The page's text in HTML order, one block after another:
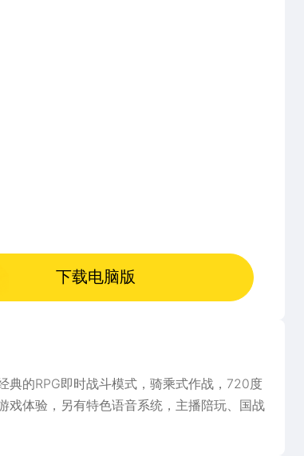
下载电脑版
典的RPG即时战斗模式，骑乘式作战，720度
戏体验，另有特色语音系统，主播陪玩、国战